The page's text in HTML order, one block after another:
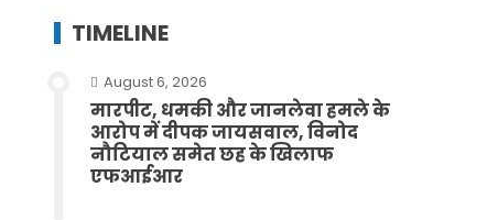
TIMELINE
August 6, 2026
मारपीट, धमकी और जानलेवा हमले के
आरोप में दीपक जायसवाल, विनोद
नौटियाल समेत छह के खिलाफ
एफआईआर